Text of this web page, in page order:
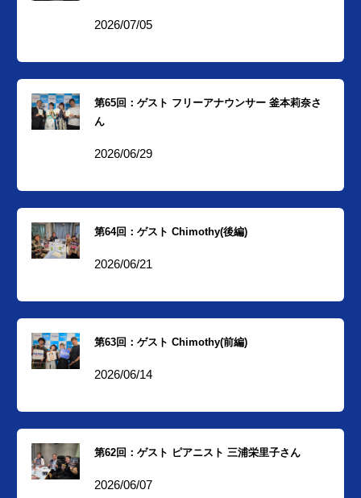
2026/07/05
第65回：ゲスト フリーアナウンサー 釜本莉奈さ
ん
2026/06/29
第64回：ゲスト Chimothy(後編)
2026/06/21
第63回：ゲスト Chimothy(前編)
2026/06/14
第62回：ゲスト ピアニスト 三浦栄里子さん
2026/06/07